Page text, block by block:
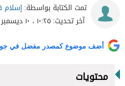
تمت الكتابة بواسطة:
آخر تحديث:١٠:٢٥ ، ١٠ ديسمبر ٢٠١٨
أضف موضوع كمصدر مفضل في
محتويات